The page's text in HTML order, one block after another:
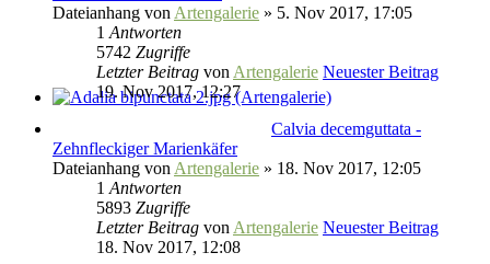
Dateianhang von Artengalerie » 5. Nov 2017, 17:05
1 Antworten
5742 Zugriffe
Letzter Beitrag von Artengalerie Neuester Beitrag
19. Nov 2017, 12:27
Calvia decemguttata -
Zehnfleckiger Marienkäfer
Dateianhang von Artengalerie » 18. Nov 2017, 12:05
1 Antworten
5893 Zugriffe
Letzter Beitrag von Artengalerie Neuester Beitrag
18. Nov 2017, 12:08